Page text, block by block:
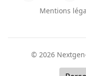
Mentions
© 2026